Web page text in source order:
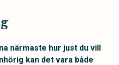
närmaste hur just du vill
kan det vara både